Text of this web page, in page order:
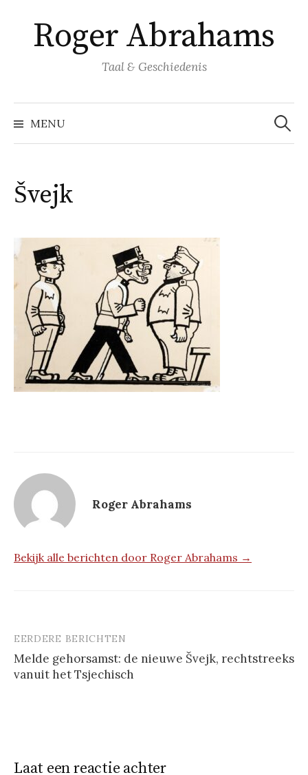
inhoud
springen
Roger Abrahams
Taal & Geschiedenis
MENU
Zoeken
naar:
Švejk
Roger Abrahams
Bekijk alle berichten door Roger Abrahams →
Berichtnavigatie
EERDERE BERICHTEN
Melde gehorsamst: de nieuwe Švejk, rechtstreeks
vanuit het Tsjechisch
Laat een reactie achter